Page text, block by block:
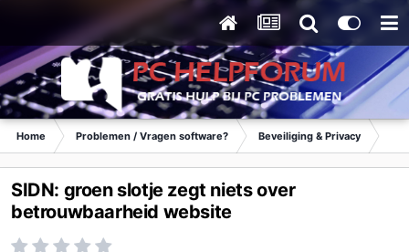
Home Problemen / Vragen software? Beveiliging & Privacy
SIDN: groen slotje zegt niets over
betrouwbaarheid website